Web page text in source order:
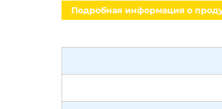
Подробная информация о